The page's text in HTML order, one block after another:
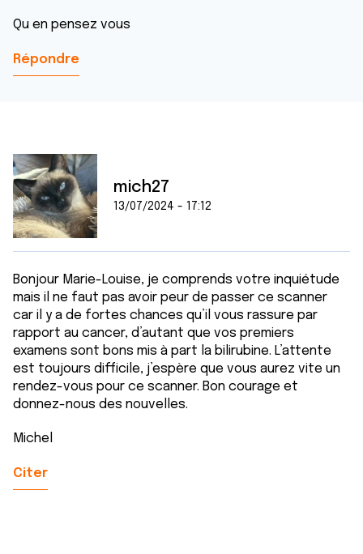
Qu en pensez vous
Répondre
mich27
13/07/2024 - 17:12
Bonjour Marie-Louise, je comprends votre inquiétude
mais il ne faut pas avoir peur de passer ce scanner
car il y a de fortes chances qu’il vous rassure par
rapport au cancer, d’autant que vos premiers
examens sont bons mis à part la bilirubine. L’attente
est toujours difficile, j’espère que vous aurez vite un
rendez-vous pour ce scanner. Bon courage et
donnez-nous des nouvelles.
Michel
Citer